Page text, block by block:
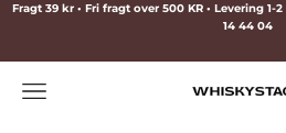
Spring til indhold
Fragt 39 kr • Fri fragt over 500 KR • Levering 1-
14 44 04
Menu